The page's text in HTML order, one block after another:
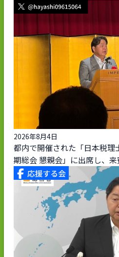
2026年8月4日
都内で開催された「日本税理
期総会 懇親会」に出席し、